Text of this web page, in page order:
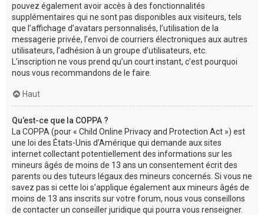
pouvez également avoir accès à des fonctionnalités
supplémentaires qui ne sont pas disponibles aux visiteurs, tels
que l’affichage d’avatars personnalisés, l’utilisation de la
messagerie privée, l’envoi de courriers électroniques aux autres
utilisateurs, l’adhésion à un groupe d’utilisateurs, etc.
L’inscription ne vous prend qu’un court instant, c’est pourquoi
nous vous recommandons de le faire.
Haut
Qu’est-ce que la COPPA ?
La COPPA (pour « Child Online Privacy and Protection Act ») est
une loi des États-Unis d’Amérique qui demande aux sites
internet collectant potentiellement des informations sur les
mineurs âgés de moins de 13 ans un consentement écrit des
parents ou des tuteurs légaux des mineurs concernés. Si vous ne
savez pas si cette loi s’applique également aux mineurs âgés de
moins de 13 ans inscrits sur votre forum, nous vous conseillons
de contacter un conseiller juridique qui pourra vous renseigner.